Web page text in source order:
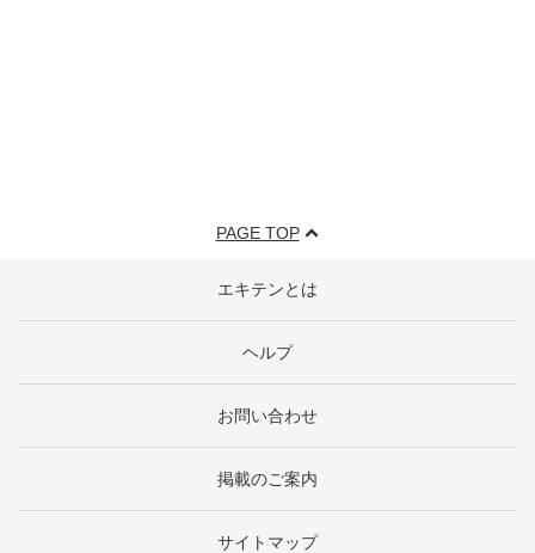
PAGE TOP
エキテンとは
ヘルプ
お問い合わせ
掲載のご案内
サイトマップ